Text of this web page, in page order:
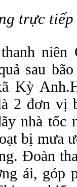
trực
sau
Kỳ
2 đơn vị
nhà tốc
bị mưa
Đoàn
ái, góp